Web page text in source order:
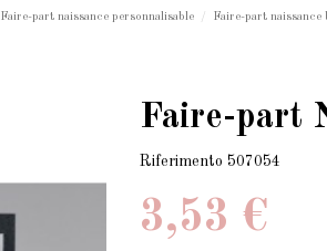
Faire-part naissance personnalisable Faire-part naissance
Faire-part
Riferimento 507054
3,53 €